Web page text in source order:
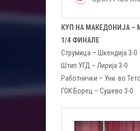
КУП НА МАКЕДОНИЈА –
1/4 ФИНАЛЕ
Струмица – Шкендија 3-0
Штип УГД – Лирија 3-0
Работнички – Уни. во
ГОК Борец – Сушево 3-0